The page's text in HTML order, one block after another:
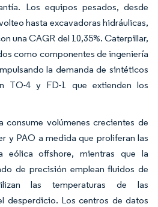
Los equipos pesados, desde
hasta excavadoras hidráulicas,
una CAGR del 10,35%. Caterpillar,
como componentes de ingeniería
la demanda de sintéticos
TO-4 y FD-1 que extienden los
consume volúmenes crecientes de
y PAO a medida que proliferan las
eólica offshore, mientras que la
de precisión emplean fluidos de
las temperaturas de las
desperdicio. Los centros de datos